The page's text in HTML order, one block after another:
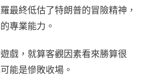
最終低估了特朗普的冒險精神，
專業能力。
戲，就算客觀因素看來勝算很
能是慘敗收場。